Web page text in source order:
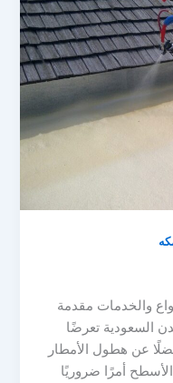
والخدمات مقدمة
السعودية تعرضًا
عن هطول الأمطار
أمرًا ضروريًا